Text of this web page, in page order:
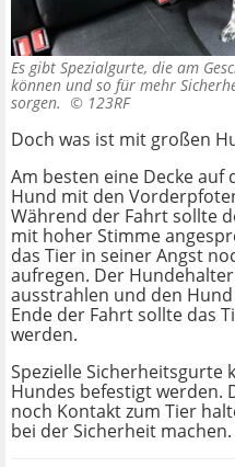
Es gibt Spezialgurte, die am
können und so für mehr
sorgen. © 123RF
Doch was ist mit großen
Am besten eine Decke auf
Hund mit den
Während der Fahrt sollte
mit hoher Stimme
das Tier in seiner Angst
aufregen. Der
ausstrahlen und den
Ende der Fahrt sollte das
werden.
Spezielle Sicherheitsgurte
Hundes befestigt werden.
noch Kontakt zum Tier
bei der Sicherheit machen.